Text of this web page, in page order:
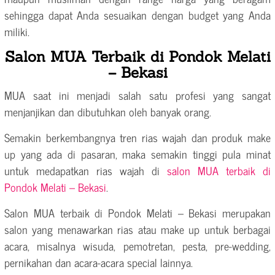
sehingga dapat Anda sesuaikan dengan budget yang Anda
miliki.
Salon MUA Terbaik di Pondok Melati
– Bekasi
MUA saat ini menjadi salah satu profesi yang sangat
menjanjikan dan dibutuhkan oleh banyak orang.
Semakin berkembangnya tren rias wajah dan produk make
up yang ada di pasaran, maka semakin tinggi pula minat
untuk medapatkan rias wajah di salon MUA terbaik di
Pondok Melati – Bekasi.
Salon MUA terbaik di Pondok Melati – Bekasi merupakan
salon yang menawarkan rias atau make up untuk berbagai
acara, misalnya wisuda, pemotretan, pesta, pre-wedding,
pernikahan dan acara-acara special lainnya.